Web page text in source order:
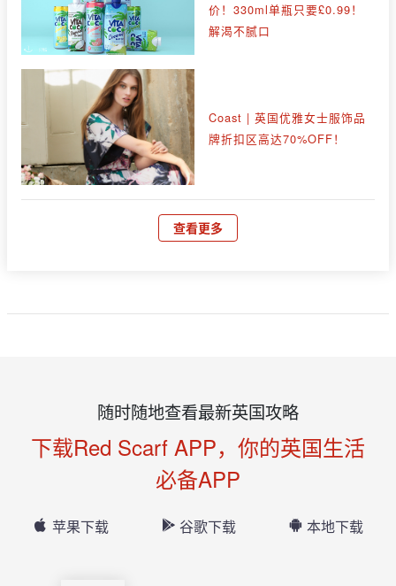
价！330ml单瓶只要£0.99！
解渴不腻口
Coast | 英国优雅女士服饰品
牌折扣区高达70%OFF！
查看更多
随时随地查看最新英国攻略
下载Red Scarf APP，你的英国生活
必备APP
苹果下载 谷歌下载 本地下载